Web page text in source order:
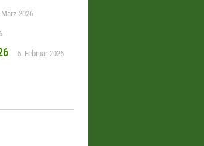
März 2026
5. Februar 2026